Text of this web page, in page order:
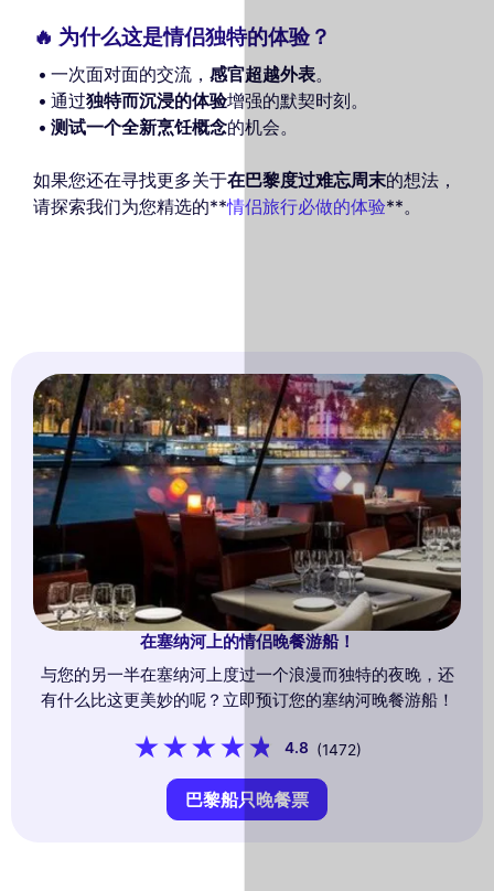
🔥 为什么这是情侣独特的体验？
一次面对面的交流， 感官超越外表。
通过独特而沉浸的体验增强的默契时刻。
测试一个全新烹饪概念的机会。
如果您还在寻找更多关于在巴黎度过难忘周末的想法，
请探索我们为您精选的**情侣旅行必做的体验**。
在塞纳河上的情侣晚餐游船！
与您的另一半在塞纳河上度过一个浪漫而独特的夜晚，还
有什么比这更美妙的呢？立即预订您的塞纳河晚餐游船！
4.8 (1472)
巴黎船只晚餐票